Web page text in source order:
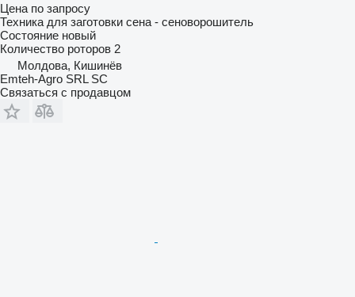
Цена по запросу
Техника для заготовки сена - сеноворошитель
Состояние новый
Количество роторов 2
Молдова, Кишинёв
Emteh-Agro SRL SC
Связаться с продавцом